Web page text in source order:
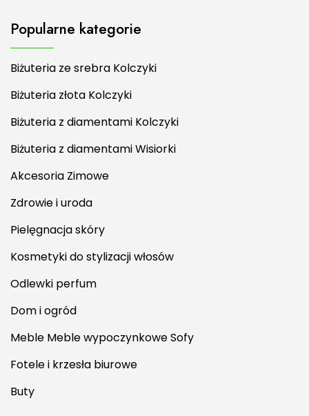
Popularne kategorie
Biżuteria ze srebra Kolczyki
Biżuteria złota Kolczyki
Biżuteria z diamentami Kolczyki
Biżuteria z diamentami Wisiorki
Akcesoria Zimowe
Zdrowie i uroda
Pielęgnacja skóry
Kosmetyki do stylizacji włosów
Odlewki perfum
Dom i ogród
Meble Meble wypoczynkowe Sofy
Fotele i krzesła biurowe
Buty